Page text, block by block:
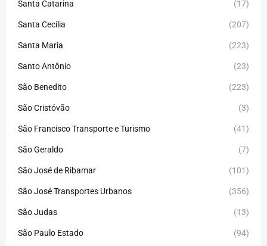
Santa Catarina (17)
Santa Cecília (207)
Santa Maria (223)
Santo Antônio (23)
São Benedito (223)
São Cristóvão (3)
São Francisco Transporte e Turismo (41)
São Geraldo (7)
São José de Ribamar (101)
São José Transportes Urbanos (356)
São Judas (13)
São Paulo Estado (94)